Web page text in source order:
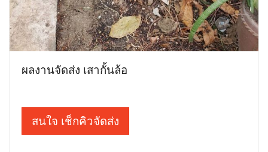
ผลงานจัดส่ง เสากั้นล้อ
สนใจ เช็กคิวจัดส่ง